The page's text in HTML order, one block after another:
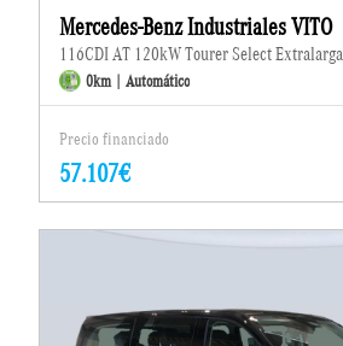
Mercedes-Benz Industriales VITO
116CDI AT 120kW Tourer Select Extralarga
0km | Automático
Precio financiado
57.107€